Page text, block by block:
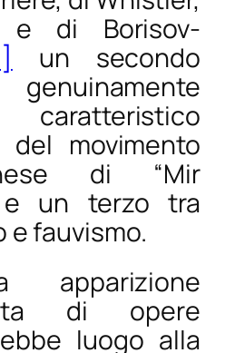
e di Borisov-
un secondo
caratteristico
del movimento
di “Mir
e un terzo tra
e fauvismo.
apparizione
di opere
luogo alla